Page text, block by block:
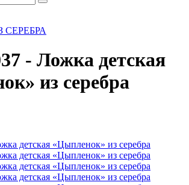
СЕРЕБРА
- Ложка детская
из серебра